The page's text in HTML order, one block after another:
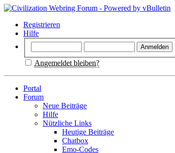
Registrieren
Hilfe
Angemeldet bleiben?
Portal
Forum
Neue Beiträge
Hilfe
Nützliche Links
Heutige Beiträge
Chatbox
Emo-Codes